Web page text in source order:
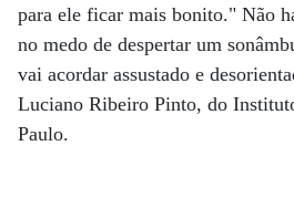
para ele ficar mais bonito." Não
no medo de despertar um
vai acordar assustado e
Luciano Ribeiro Pinto, do
Paulo.